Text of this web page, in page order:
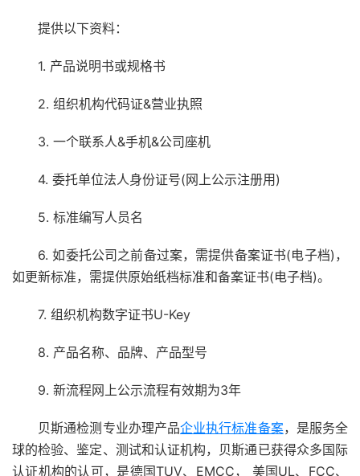
提供以下资料：
1. 产品说明书或规格书
2. 组织机构代码证&营业执照
3. 一个联系人&手机&公司座机
4. 委托单位法人身份证号(网上公示注册用)
5. 标准编写人员名
6. 如委托公司之前备过案，需提供备案证书(电子档)，
如更新标准，需提供原始纸档标准和备案证书(电子档)。
7. 组织机构数字证书U-Key
8. 产品名称、品牌、产品型号
9. 新流程网上公示流程有效期为3年
贝斯通检测专业办理产品企业执行标准备案，是服务全
球的检验、鉴定、测试和认证机构，贝斯通已获得众多国际
认证机构的认可，是德国TUV、EMCC， 美国UL、FCC、